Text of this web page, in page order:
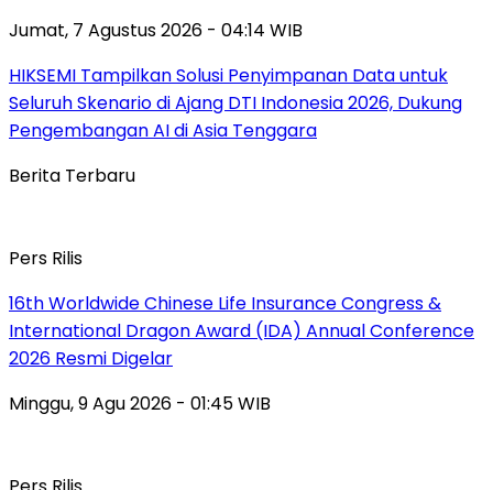
Jumat, 7 Agustus 2026 - 04:14 WIB
HIKSEMI Tampilkan Solusi Penyimpanan Data untuk
Seluruh Skenario di Ajang DTI Indonesia 2026, Dukung
Pengembangan AI di Asia Tenggara
Berita Terbaru
Pers Rilis
16th Worldwide Chinese Life Insurance Congress &
International Dragon Award (IDA) Annual Conference
2026 Resmi Digelar
Minggu, 9 Agu 2026 - 01:45 WIB